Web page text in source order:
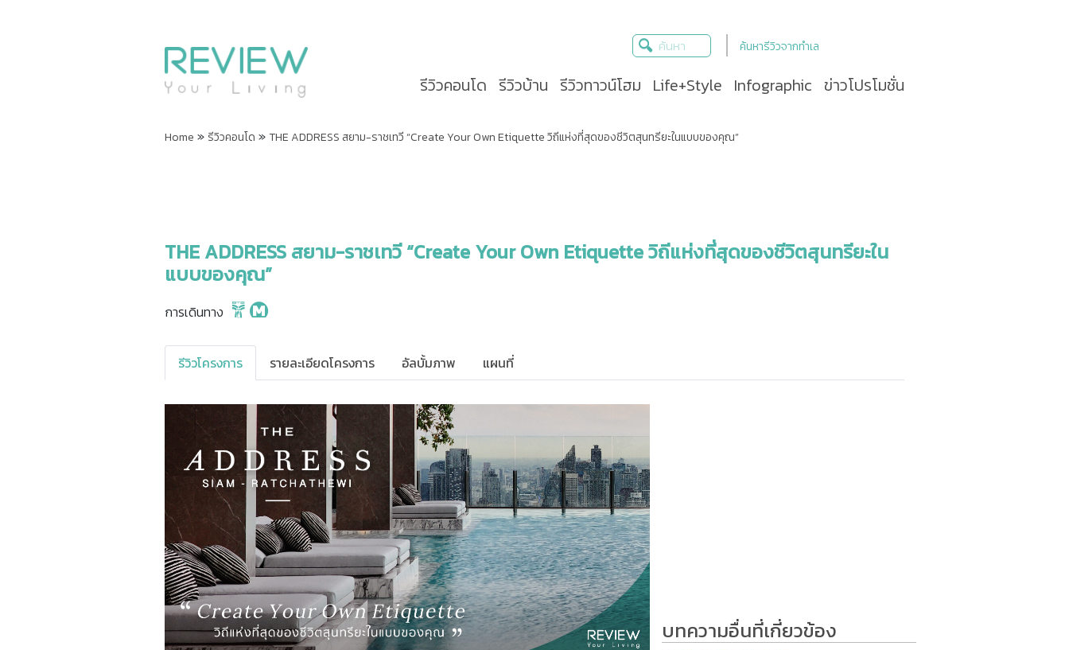
ค้นหารีวิวจากทำเล
รีวิวคอนโด รีวิวบ้าน รีวิวทาวน์โฮม Life+Style Infographic ข่าวโปรโมชั่น
Home » รีวิวคอนโด »THE ADDRESS สยาม-ราชเทวี “Create Your Own Etiquette วิถีแห่งที่สุดของชีวิตสุนทรียะในแบบของคุณ”
THE ADDRESS สยาม-ราชเทวี “Create Your Own Etiquette วิถีแห่งที่สุดของชีวิตสุนทรียะใน
แบบของคุณ”
การเดินทาง
รีวิวโครงการ รายละเอียดโครงการ อัลบั้มภาพ แผนที่
บทความอื่นที่เกี่ยวข้อง